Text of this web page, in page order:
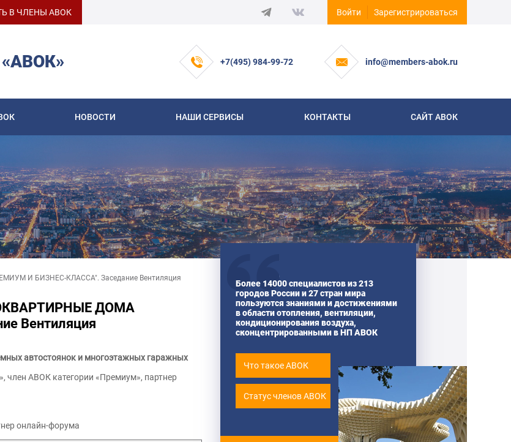
В ЧЛЕНЫ АВОК Войти Зарегистрироваться
+7(495) 984-99-72 info@members-abok.ru
НОВОСТИ НАШИ СЕРВИСЫ КОНТАКТЫ САЙТ АВОК
И БИЗНЕС-КЛАССА". Заседание Вентиляция
ДОМА
Вентиляция
автостоянок и многоэтажных гаражных
член АВОК категории «Премиум», партнер
онлайн-форума
Более 14000 специалистов из 213
городов России и 27 стран мира
пользуются знаниями и достижениями
в области отопления, вентиляции,
кондиционирования воздуха,
сконцентрированными в НП АВОК
Что такое АВОК
Статус членов АВОК